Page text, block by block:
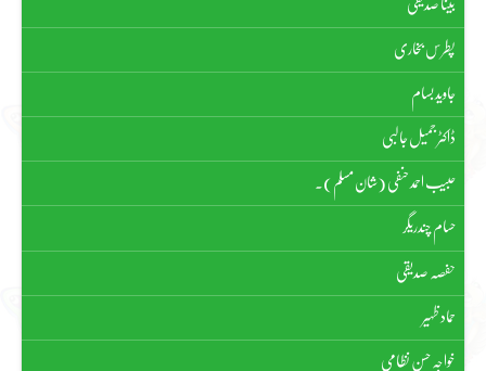
بینا صدیقی
پطرس بخاری
جاوید بسام
ڈاکٹر جمیل جالبی
حبیب احمد حنفی (شان مسلم)۔
حسام چندریگر
حفصہ صدیقی
حماد ظہیر
خواجہ حسن نظامی